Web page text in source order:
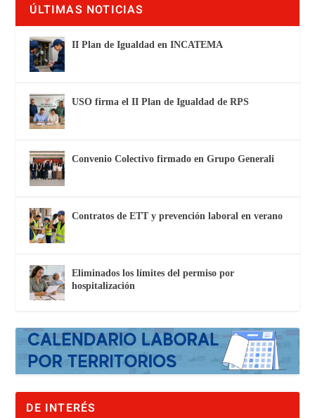
ÚLTIMAS NOTICIAS
II Plan de Igualdad en INCATEMA
USO firma el II Plan de Igualdad de RPS
Convenio Colectivo firmado en Grupo Generali
Contratos de ETT y prevención laboral en verano
Eliminados los límites del permiso por
hospitalización
DE INTERÉS